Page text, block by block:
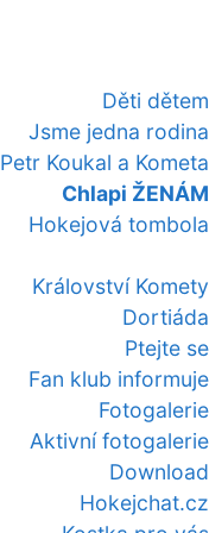
Děti dětem
Jsme jedna rodina
Petr Koukal a Kometa
Chlapi ŽENÁM
Hokejová tombola
Království Komety
Dortiáda
Ptejte se
Fan klub informuje
Fotogalerie
Aktivní fotogalerie
Download
Hokejchat.cz